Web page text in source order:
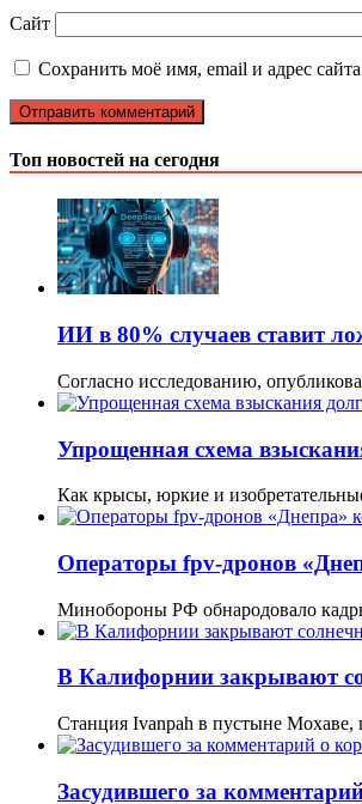
Сайт
Сохранить моё имя, email и адрес
Топ новостей на сегодня
ИИ в 80% случаев ставит
Согласно исследованию,
Упрощенная схема
Как крысы, юркие и
Операторы fpv-дронов
Минобороны РФ обнародовало
В Калифорнии закрывают
Станция Ivanpah в пустыне Мохаве,
Засудившего за